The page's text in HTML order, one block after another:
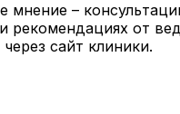
–
от
сайт клиники.